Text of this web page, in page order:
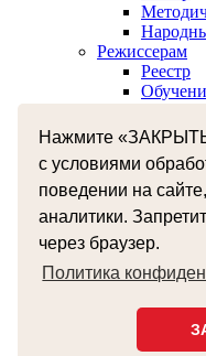
Нажмите
с условиями
поведении на
аналитики.
через браузер.
Политика
Режиссерам
Реестр
Реестр
Музыкантам
Реестр
Межнациональное
Независимая
Бесплатная
Земский работник
+7 (4812) 38-55-92